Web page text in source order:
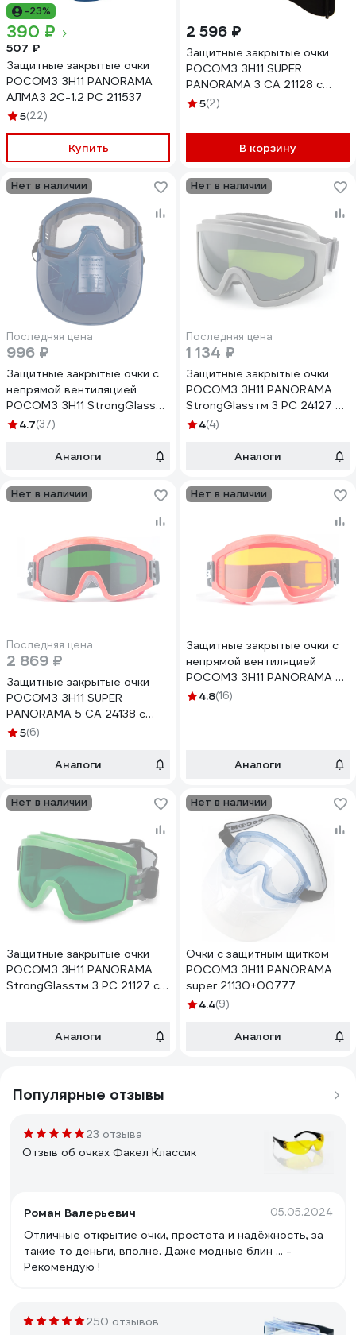
-23%
390 ₽
507 ₽
Защитные закрытые очки
РОСОМЗ ЗН11 PANORAMA
АЛМАЗ 2С-1.2 PС 211537
5(22)
Купить
2 596 ₽
Защитные закрытые очки
РОСОМЗ ЗН11 SUPER
PANORAMA 3 CA 21128 с
непрямой вентиляцией
5(2)
В корзину
Нет в наличии
Последняя цена
996 ₽
Защитные закрытые очки с
непрямой вентиляцией
РОСОМЗ ЗН11 StrongGlassтм
2С-1,2 РС с щитком
4.7(37)
Аналоги
Нет в наличии
Последняя цена
1 134 ₽
Защитные закрытые очки
РОСОМЗ ЗН11 PANORAMA
StrongGlassтм 3 PC 24127 с
непрямой вентиляцией
4(4)
Аналоги
Нет в наличии
Последняя цена
2 869 ₽
Защитные закрытые очки
РОСОМЗ ЗН11 SUPER
PANORAMA 5 CA 24138 с
непрямой вентиляцией
5(6)
Аналоги
Нет в наличии
Защитные закрытые очки с
непрямой вентиляцией
РОСОМЗ ЗН11 PANORAMA 2-
2 PC 21112
4.8(16)
Аналоги
Нет в наличии
Защитные закрытые очки
РОСОМЗ ЗН11 PANORAMA
StrongGlassтм 3 PC 21127 с
Аналоги
Нет в наличии
Очки с защитным щитком
РОСОМЗ ЗН11 PANORAMA
super 21130+00777
4.4(9)
Аналоги
Популярные отзывы
23 отзыва
Отзыв об очках Факел Классик
Роман Валерьевич 05.05.2024
Отличные открытие очки, простота и надёжность, за
такие то деньги, вполне. Даже модные блин ... -
Рекомендую !
250 отзывов